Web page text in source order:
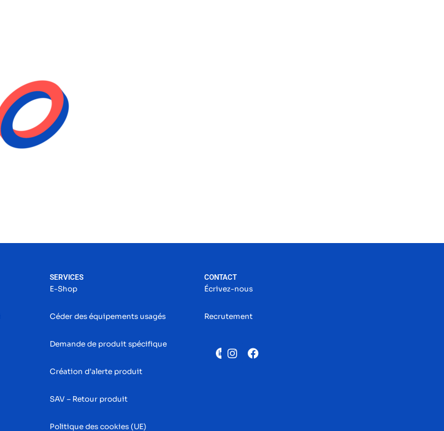
SERVICES
E-Shop
Céder des équipements usagés
Demande de produit spécifique
Création d’alerte produit
SAV – Retour produit
Politique des cookies (UE)
CONTACT
Écrivez-nous
Recrutement